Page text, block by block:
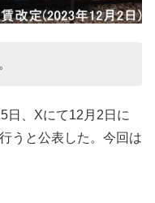
日、Xにて12月2日に
うと公表した。今回は